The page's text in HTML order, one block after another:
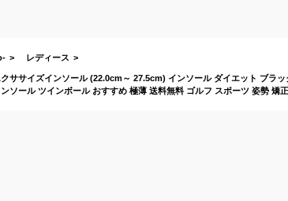
レディース
クササイズインソール (22.0cm～ 27.5cm) インソール ダイエット ブラ
ソール ツインボール おすすめ 極薄 送料無料 ゴルフ スポーツ 姿勢 矯